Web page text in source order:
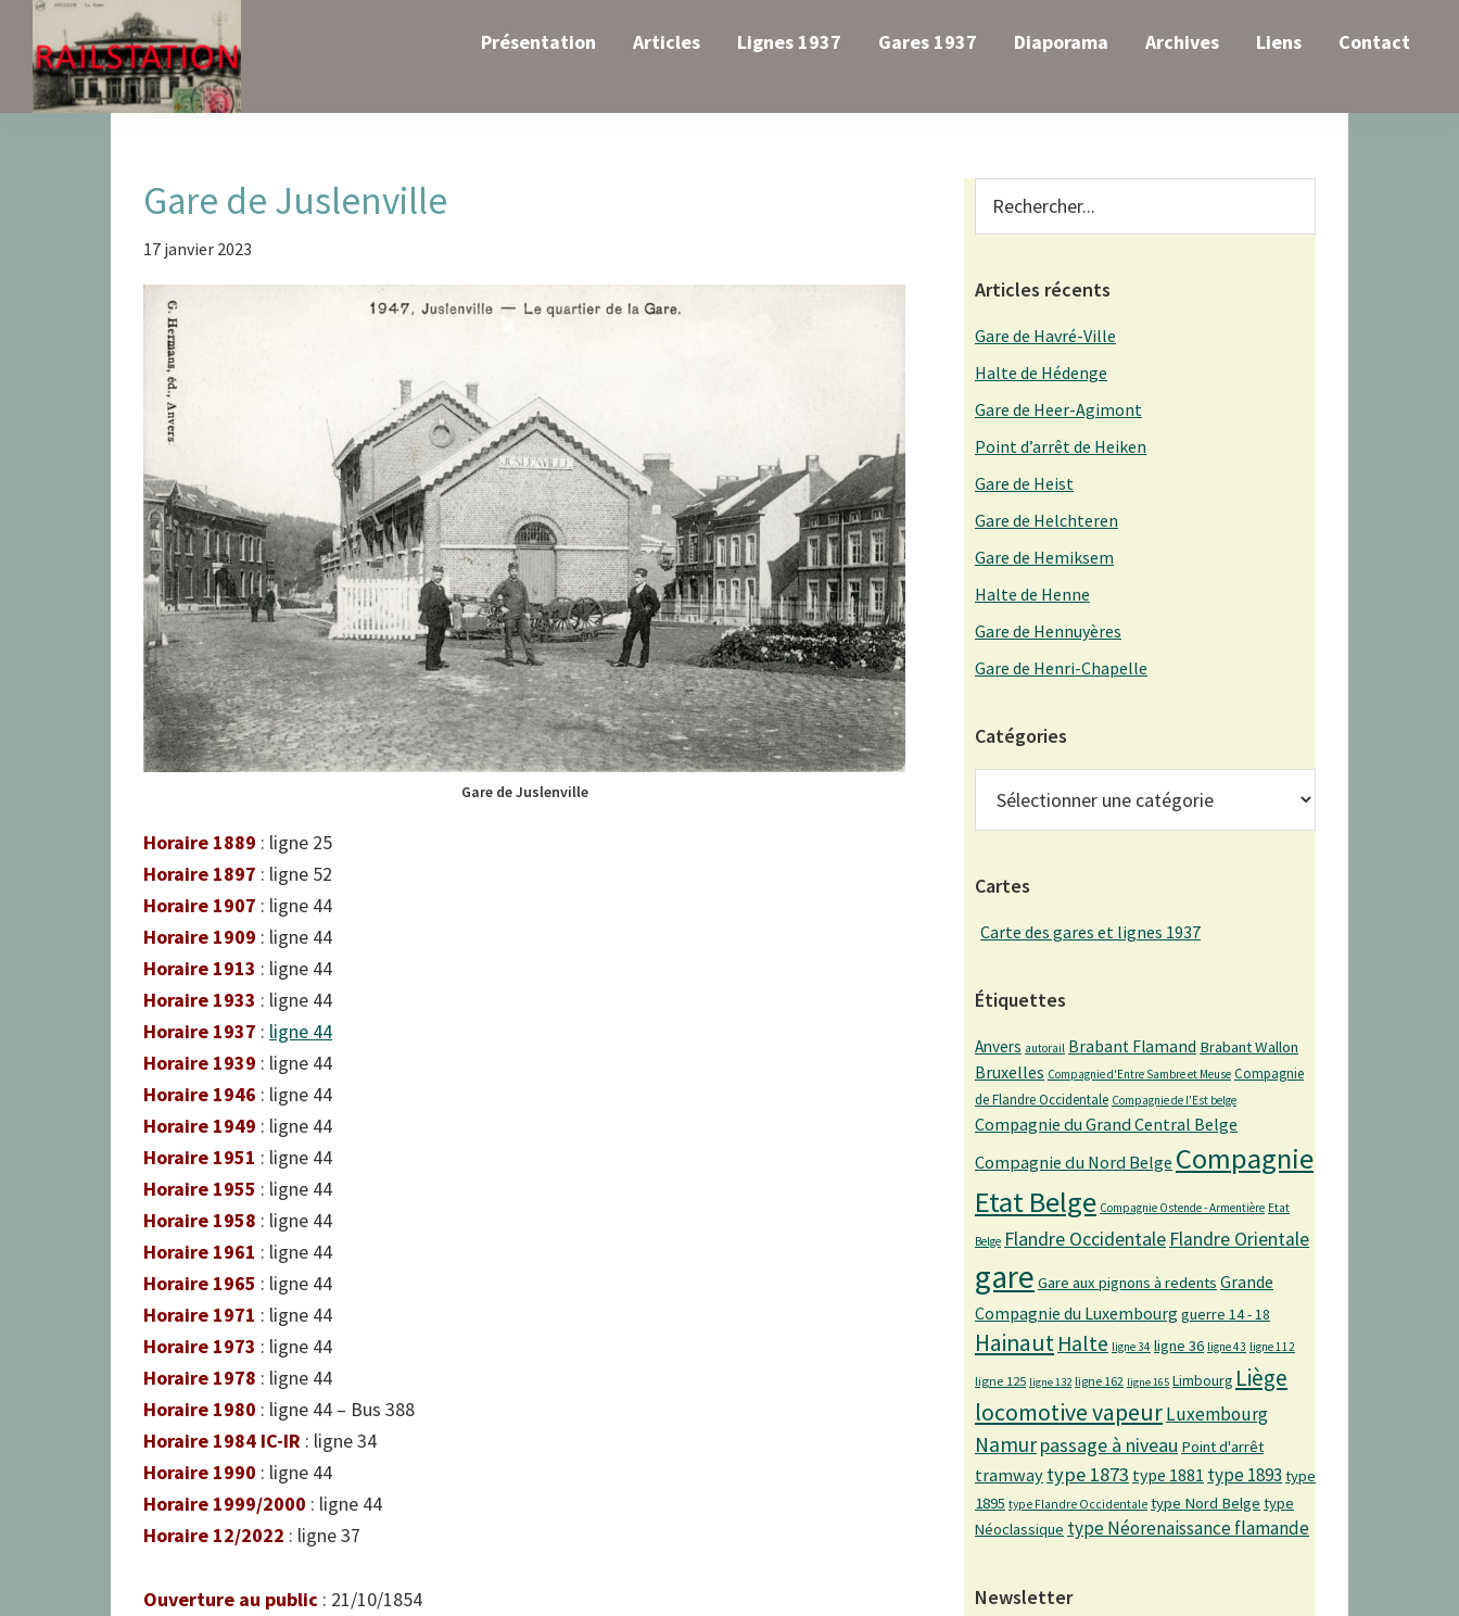
primary
navigation
main
content
primary
sidebar
Présentation Articles Lignes 1937 Gares 1937 Diaporama Archives Liens Contact
Gare de Juslenville
17 janvier 2023
Gare de Juslenville
Horaire 1889 : ligne 25
Horaire 1897 : ligne 52
Horaire 1907 : ligne 44
Horaire 1909 : ligne 44
Horaire 1913 : ligne 44
Horaire 1933 : ligne 44
Horaire 1937 : ligne 44
Horaire 1939 : ligne 44
Horaire 1946 : ligne 44
Horaire 1949 : ligne 44
Horaire 1951 : ligne 44
Horaire 1955 : ligne 44
Horaire 1958 : ligne 44
Horaire 1961 : ligne 44
Horaire 1965 : ligne 44
Horaire 1971 : ligne 44
Horaire 1973 : ligne 44
Horaire 1978 : ligne 44
Horaire 1980 : ligne 44 – Bus 388
Horaire 1984 IC-IR : ligne 34
Horaire 1990 : ligne 44
Horaire 1999/2000 : ligne 44
Horaire 12/2022 : ligne 37
Ouverture au public : 21/10/1854
Primary
Sidebar
Articles récents
Gare de Havré-Ville
Halte de Hédenge
Gare de Heer-Agimont
Point d’arrêt de Heiken
Gare de Heist
Gare de Helchteren
Gare de Hemiksem
Halte de Henne
Gare de Hennuyères
Gare de Henri-Chapelle
Catégories
Cartes
Carte des gares et lignes 1937
Étiquettes
Anvers autorail Brabant Flamand Brabant Wallon
Bruxelles Compagnie d'Entre Sambre et Meuse Compagnie
de Flandre Occidentale Compagnie de l'Est belge
Compagnie du Grand Central Belge
Compagnie du Nord Belge Compagnie
Etat Belge Compagnie Ostende - Armentière Etat
Belge Flandre Occidentale Flandre Orientale
gare Gare aux pignons à redents Grande
Compagnie du Luxembourg guerre 14 - 18
Hainaut Halte ligne 34 ligne 36 ligne 43 ligne 112
ligne 125 ligne 132 ligne 162 ligne 165 Limbourg Liège
locomotive vapeurLuxembourg
Namurpassage à niveau Point d'arrêt
tramway type 1873 type 1881 type 1893 type
1895 type Flandre Occidentale type Nord Belge type
Néoclassique type Néorenaissance flamande
Newsletter